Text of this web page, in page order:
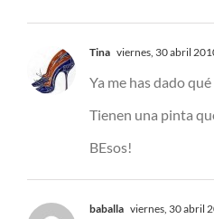
Tina viernes, 30 abril
Ya me has dado
Tienen una pinta
BEsos!
baballa viernes, 30 abril